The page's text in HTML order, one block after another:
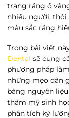
trạng răng ố
nhiều người,
màu sắc răng
Trong bài viết
Dental sẽ cung
phương pháp
những mẹo dân
bằng nguyên
thẩm mỹ sinh
phân tích kỹ